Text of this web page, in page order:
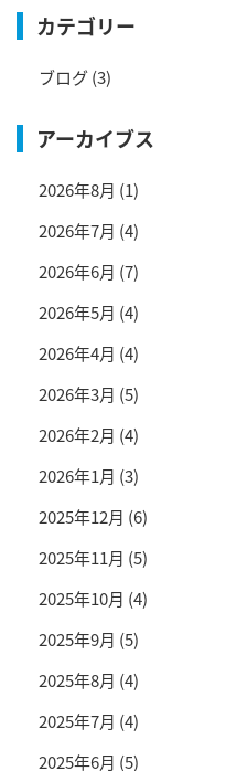
カテゴリー
ブログ(3)
アーカイブス
2026年8月 (1)
2026年7月 (4)
2026年6月 (7)
2026年5月 (4)
2026年4月 (4)
2026年3月 (5)
2026年2月 (4)
2026年1月 (3)
2025年12月 (6)
2025年11月 (5)
2025年10月 (4)
2025年9月 (5)
2025年8月 (4)
2025年7月 (4)
2025年6月 (5)